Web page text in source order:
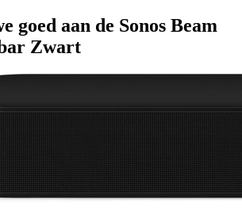
goed aan de Sonos Beam
Zwart